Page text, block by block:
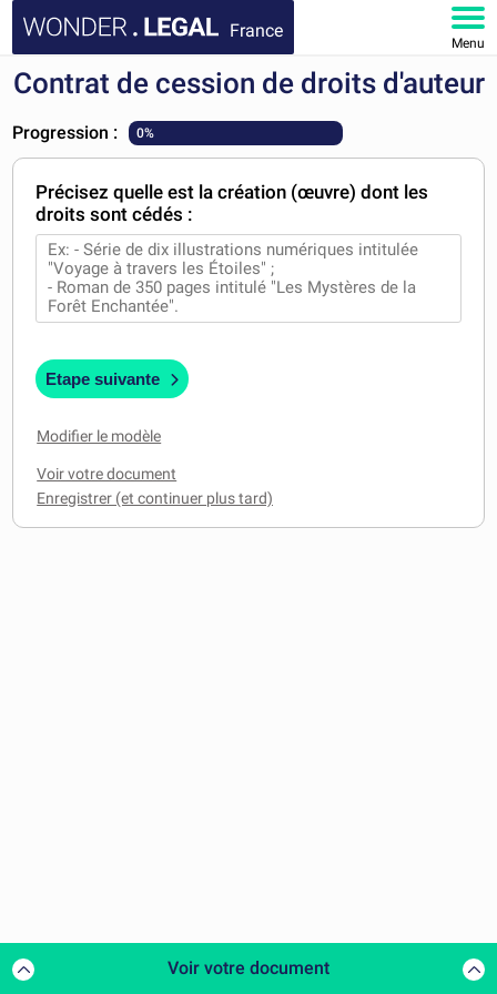
France
Menu
ACCUEIL
DOCUMENTS
FAQ
MON COMPTE
Contrat de cession de droits d'auteur
Progression : 0%
Précisez quelle est la création (œuvre) dont les
droits sont cédés :
Etape suivante
Modifier le modèle
Voir votre document
Voir votre document